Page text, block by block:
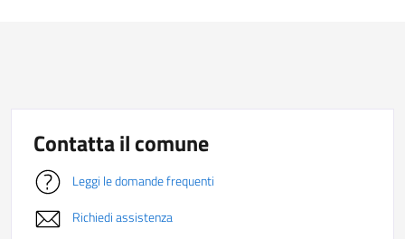
Contatta il comune
Leggi le domande frequenti
Richiedi assistenza